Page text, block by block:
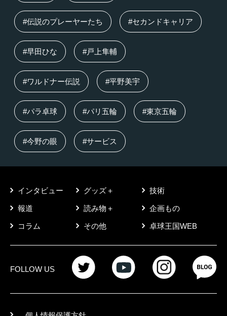
#伝説のプレーヤーたち #セカンドキャリア
#早田ひな #戸上隼輔
#ワルドナー伝説 #平野美宇
#パラ卓球 #パリ五輪 #東京五輪
#今野の眼 #サービス
インタビュー グッズ＋ 技術
報道 読み物＋ 企画もの
コラム その他 卓球王国WEB
FOLLOW US